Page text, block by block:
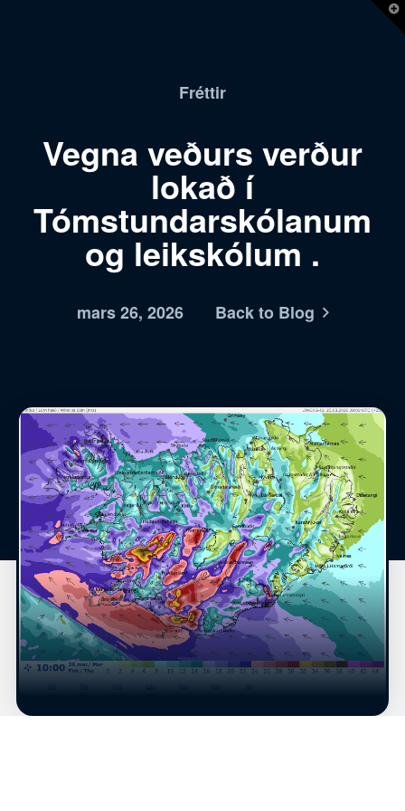
Fréttir
Vegna veðurs verður
lokað í
Tómstundarskólanum
og leikskólum .
mars 26, 2026 Back to Blog